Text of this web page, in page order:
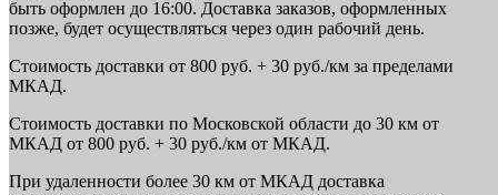
быть оформлен до 16:00. Доставка заказов, оформленных
позже, будет осуществляться через один рабочий день.
Стоимость доставки от 800 руб. + 30 руб./км за пределами
МКАД.
Стоимость доставки по Московской области до 30 км от
МКАД от 800 руб. + 30 руб./км от МКАД.
При удаленности более 30 км от МКАД доставка